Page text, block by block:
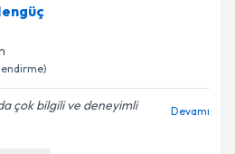
e-posta ile
çok bilgili ve deneyimli
Devamı